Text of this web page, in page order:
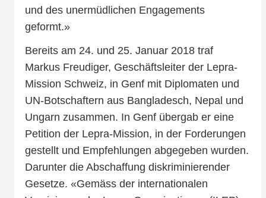
und des unermüdlichen Engagements
geformt.»
Bereits am 24. und 25. Januar 2018 traf
Markus Freudiger, Geschäftsleiter der Lepra-
Mission Schweiz, in Genf mit Diplomaten und
UN-Botschaftern aus Bangladesch, Nepal und
Ungarn zusammen. In Genf übergab er eine
Petition der Lepra-Mission, in der Forderungen
gestellt und Empfehlungen abgegeben wurden.
Darunter die Abschaffung diskriminierender
Gesetze. «Gemäss der internationalen